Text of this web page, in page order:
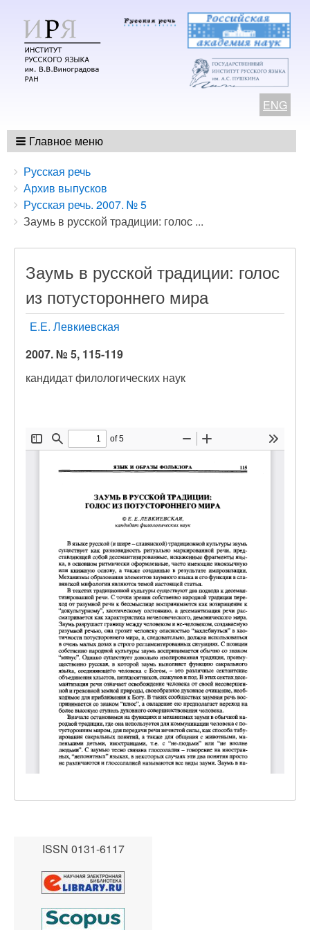
ENG
Главное меню
Breadcrumbs
You
are
here:
Русская речь
Архив выпусков
Русская речь. 2007. № 5
Заумь в русской традиции: голос ...
Заумь в русской традиции: голос
из потустороннего мира
Е.Е. Левкиевская
2007. № 5, 115-119
кандидат филологических наук
ISSN 0131-6117